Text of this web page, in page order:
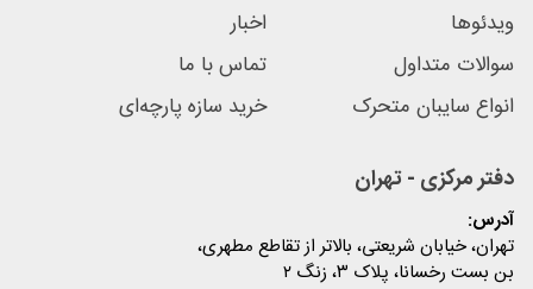
اخبار
ویدئوها
تماس با ما
سوالات متداول
خرید سازه پارچه‌ای
انواع سایبان متحرک
دفتر مرکزی - تهران
آدرس:
تهران، خیابان شریعتی، بالاتر از تقاطع مطهری،
بن بست رخسانا، پلاک ۳، زنگ ۲